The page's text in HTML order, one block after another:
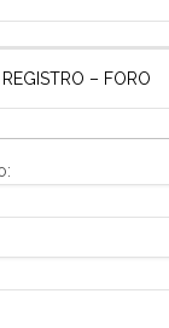
– FORO